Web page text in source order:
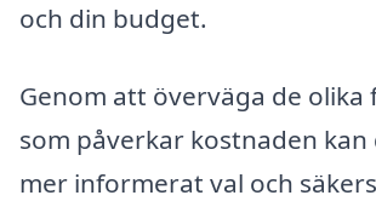
och din budget.
Genom att överväga de
som påverkar kostnaden
mer informerat val och